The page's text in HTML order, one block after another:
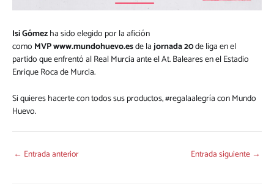
Isi Gómezha sido elegido por la afición
como MVPwww.mundohuevo.esde lajornada 20de liga en el
partido que enfrentó al Real Murcia ante el At. Baleares en el Estadio
Enrique Roca de Murcia.
Si quieres hacerte con todos sus productos, #regalaalegría conMundo
Huevo.
← Entrada anterior Entrada siguiente →